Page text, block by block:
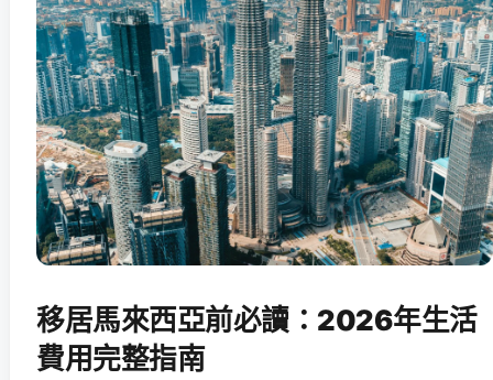
移居馬來西亞前必讀：2026年生活
費用完整指南